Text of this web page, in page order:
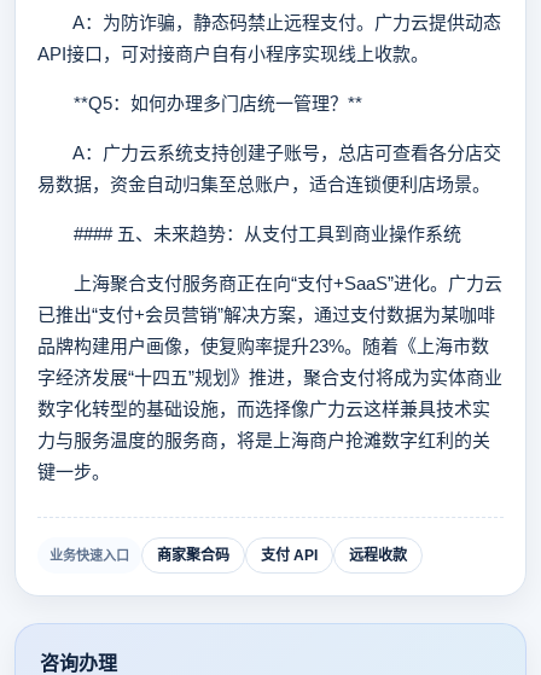
A：为防诈骗，静态码禁止远程支付。广力云提供动态
API接口，可对接商户自有小程序实现线上收款。
**Q5：如何办理多门店统一管理？**
A：广力云系统支持创建子账号，总店可查看各分店交
易数据，资金自动归集至总账户，适合连锁便利店场景。
#### 五、未来趋势：从支付工具到商业操作系统
上海聚合支付服务商正在向“支付+SaaS”进化。广力云
已推出“支付+会员营销”解决方案，通过支付数据为某咖啡
品牌构建用户画像，使复购率提升23%。随着《上海市数
字经济发展“十四五”规划》推进，聚合支付将成为实体商业
数字化转型的基础设施，而选择像广力云这样兼具技术实
力与服务温度的服务商，将是上海商户抢滩数字红利的关
键一步。
业务快速入口 商家聚合码 支付 API 远程收款
咨询办理